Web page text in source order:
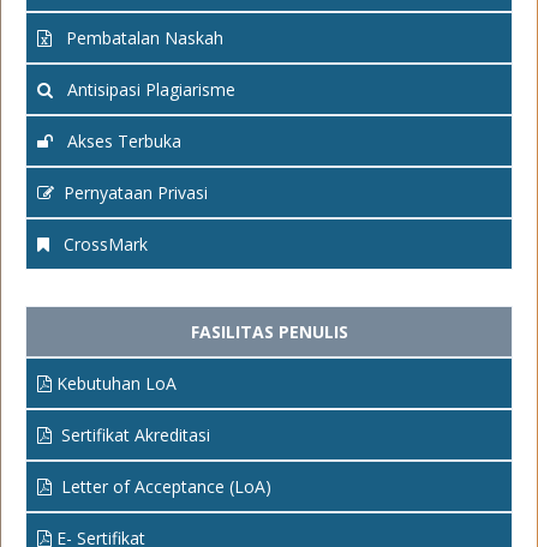
Pembatalan Naskah
Antisipasi Plagiarisme
Akses Terbuka
Pernyataan Privasi
CrossMark
FASILITAS PENULIS
Kebutuhan LoA
Sertifikat Akreditasi
Letter of Acceptance (LoA)
E- Sertifikat